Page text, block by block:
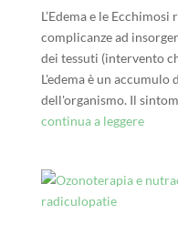
L’Edema e le
complicanze ad
dei tessuti (intervento
L'edema è un
dell'organismo. Il
continua a leggere